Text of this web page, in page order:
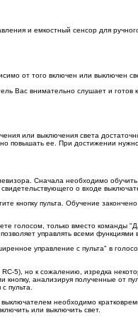
и емкостный сенсор для
от того включен или выключен
Вас внимательно слушает и готов
или выключения света
повышать ее. При достижении
Сначала необходимо
о входе
кнопку пульта. Обучение
голосом, только вместо команды
управлять всеми функциями
управление с пульта" в
5), но к сожалению, изредка
анализируя полученные от
пульта.
необходимо
или выключить свет.